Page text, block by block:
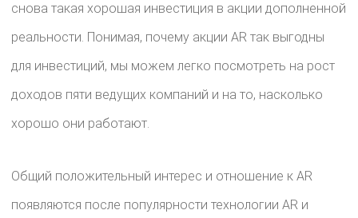
снова такая хорошая инвестиция в акции дополненной
реальности. Понимая, почему акции AR так выгодны
для инвестиций, мы можем легко посмотреть на рост
доходов пяти ведущих компаний и на то, насколько
хорошо они работают.
Общий положительный интерес и отношение к AR
появляются после популярности технологии AR и